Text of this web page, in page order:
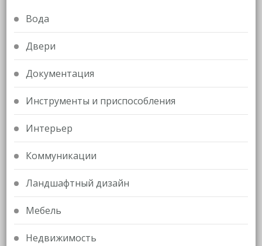
Вода
Двери
Документация
Инструменты и приспособления
Интерьер
Коммуникации
Ландшафтный дизайн
Мебель
Недвижимость